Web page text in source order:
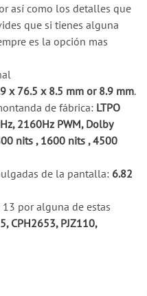
así como los detalles que
que si tienes alguna
es la opción mas
x 76.5 x 8.5 mm or 8.9 mm.
de fábrica: LTPO
2160Hz PWM, Dolby
nits , 1600 nits , 4500
de la pantalla: 6.82
por alguna de estas
CPH2653, PJZ110,